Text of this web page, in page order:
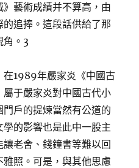
藝術成績并不算高，由
追捧。這段話供給了那
角。3
在1989年嚴家炎《中國古
于嚴家炎對中國古代小
戶的提煉當然有公道的
的影響也是此中一股主
老舍、錢鐘書等難以回
照。可是，與其他思慮